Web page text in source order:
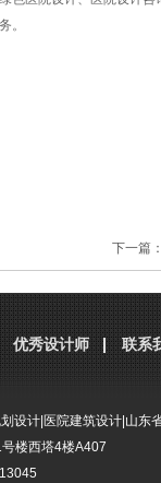
。
下一篇：
优秀设计师 联系
设计 医院建筑设计 山东
楼西塔4楼A407